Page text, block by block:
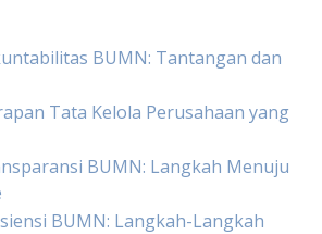
BUMN: Tantangan dan
Tata Kelola Perusahaan yang
BUMN: Langkah Menuju
BUMN: Langkah-Langkah